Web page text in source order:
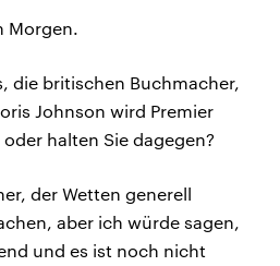
Morgen.
die britischen Buchmacher,
Johnson wird Premier
halten Sie dagegen?
der Wetten generell
aber ich würde sagen,
und es ist noch nicht